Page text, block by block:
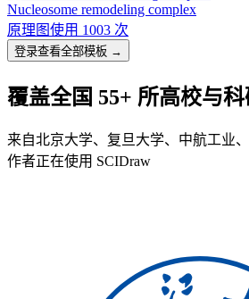
Nucleosome remodeling complex
原理图使用 1003 次
登录查看全部模板 →
覆盖全国 55+ 所高校与
来自北京大学、复旦大学、中航工业
作者正在使用 SCIDraw